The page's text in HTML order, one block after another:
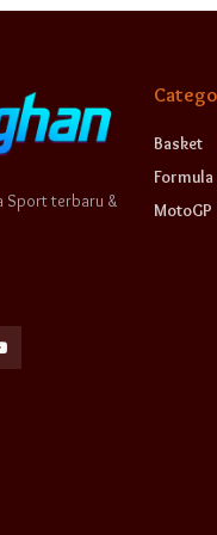
Sport terbaru &
Basket
Formula
MotoGP